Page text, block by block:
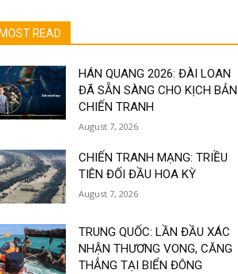
MOST READ
HÁN QUANG 2026: ĐÀI LOAN
ĐÃ SẴN SÀNG CHO KỊCH BẢN
CHIẾN TRANH
August 7, 2026
CHIẾN TRANH MẠNG: TRIỀU
TIÊN ĐỐI ĐẦU HOA KỲ
August 7, 2026
TRUNG QUỐC: LẦN ĐẦU XÁC
NHẬN THƯƠNG VONG, CĂNG
THẲNG TẠI BIỂN ĐÔNG